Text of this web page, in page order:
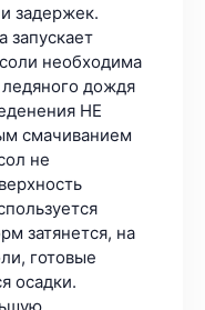
задержек.
запускает
необходима
дождя
НЕ
смачиванием
не
затянется, на
готовые
осадки.